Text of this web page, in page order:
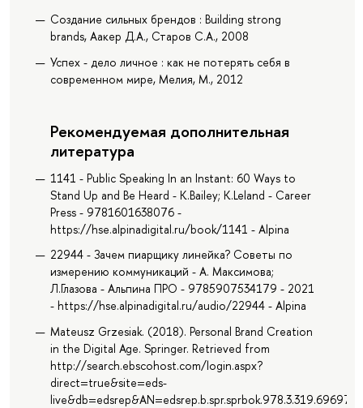
Создание сильных брендов : Building strong
brands, Аакер Д.А., Старов С.А., 2008
Успех - дело личное : как не потерять себя в
современном мире, Мелия, М., 2012
Рекомендуемая дополнительная
литература
1141 - Public Speaking In an Instant: 60 Ways to
Stand Up and Be Heard - K.Bailey; K.Leland - Career
Press - 9781601638076 -
https://hse.alpinadigital.ru/book/1141 - Alpina
22944 - Зачем пиарщику линейка? Советы по
измерению коммуникаций - А. Максимова;
Л.Глазова - Альпина ПРО - 9785907534179 - 2021
- https://hse.alpinadigital.ru/audio/22944 - Alpina
Mateusz Grzesiak. (2018). Personal Brand Creation
in the Digital Age. Springer. Retrieved from
http://search.ebscohost.com/login.aspx?
direct=true&site=eds-
live&db=edsrep&AN=edsrep.b.spr.sprbok.978.3.319.69697.3